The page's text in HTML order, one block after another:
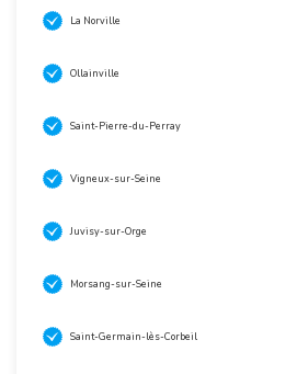
La Norville
Ollainville
Saint-Pierre-du-Perray
Vigneux-sur-Seine
Juvisy-sur-Orge
Morsang-sur-Seine
Saint-Germain-lès-Corbeil